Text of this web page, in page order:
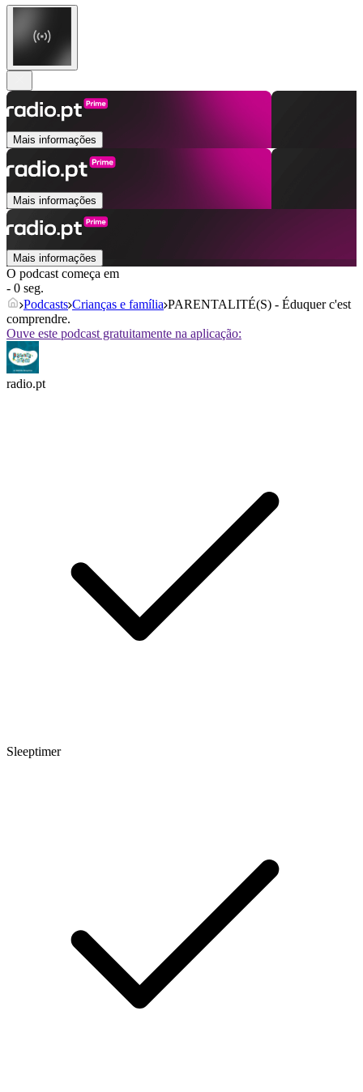
Mais informações
Mais informações
Mais informações
O podcast começa em
- 0 seg.
Podcasts Crianças e família PARENTALITÉ(S) - Éduquer c'est
comprendre.
Ouve este podcast gratuitamente na aplicação:
radio.pt
Sleeptimer